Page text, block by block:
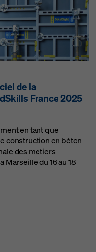
de la
France 2025
en tant que
construction en béton
des métiers
Marseille du 16 au 18